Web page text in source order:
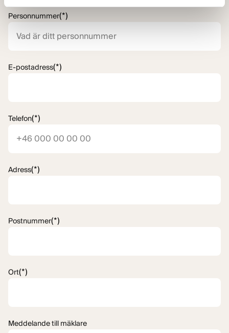
Personnummer(*)
E-postadress(*)
Telefon(*)
Adress(*)
Postnummer(*)
Ort(*)
Meddelande till mäklare